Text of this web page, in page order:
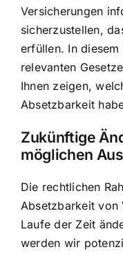
Versicherungen
sicherzustellen,
erfüllen. In
relevanten
Ihnen zeigen,
Absetzbarkeit
Zukünftige
möglichen
Die rechtlichen
Absetzbarkeit von
Laufe der Zeit
werden wir